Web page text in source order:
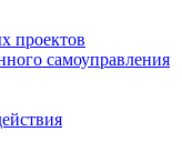
проектов
самоуправления